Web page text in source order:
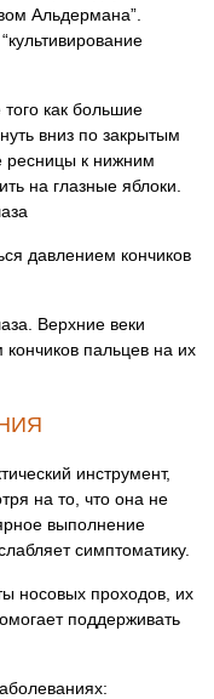
Альдермана”.
как большие
вниз по закрытым
ресницы к нижним
на глазные яблоки.
давлением кончиков
Верхние веки
пальцев на их
инструмент,
на то, что она не
выполнение
симптоматику.
носовых проходов, их
поддерживать